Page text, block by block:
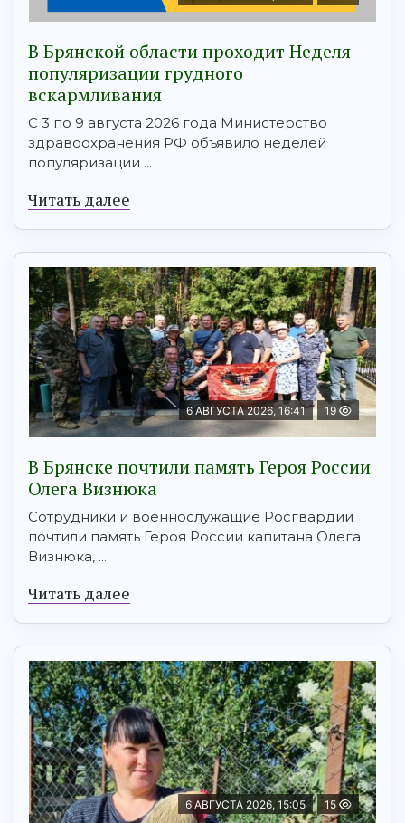
В Брянской области проходит Неделя
популяризации грудного
вскармливания
С 3 по 9 августа 2026 года Министерство
здравоохранения РФ объявило неделей
популяризации ...
Читать далее
6 АВГУСТА 2026, 16:41 19
В Брянске почтили память Героя России
Олега Визнюка
Сотрудники и военнослужащие Росгвардии
почтили память Героя России капитана Олега
Визнюка, ...
Читать далее
6 АВГУСТА 2026, 15:05 15